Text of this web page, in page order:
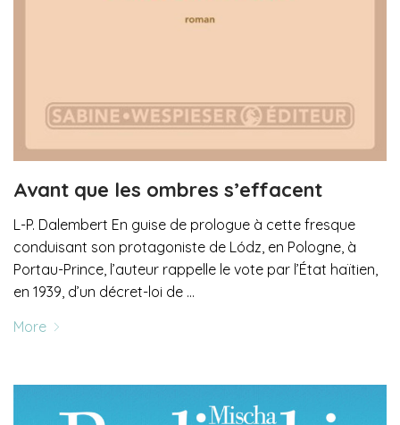
Avant que les ombres s’effacent
L-P. Dalembert En guise de prologue à cette fresque
conduisant son protagoniste de Lódz, en Pologne, à
Portau-Prince, l’auteur rappelle le vote par l’État haïtien,
en 1939, d’un décret-loi de …
More